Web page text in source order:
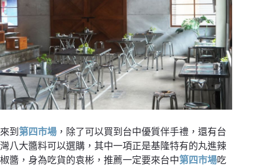
來到 第四市場 ，除了可以買到台中優質伴手禮，還有台
灣八大醬料可以選購，其中一項正是基隆特有的丸進辣
椒醬，身為吃貨的袁彬，推薦一定要來台中第四市場吃